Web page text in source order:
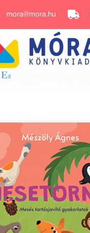
mora@mora.hu